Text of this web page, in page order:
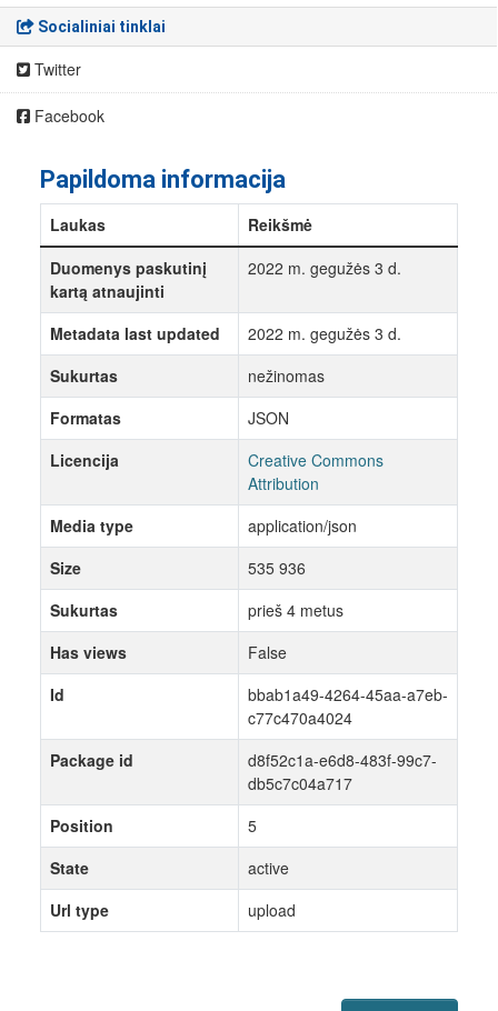
Socialiniai tinklai
Twitter
Facebook
Papildoma informacija
Laukas
Reikšmė
Duomenys paskutinį
kartą atnaujinti
2022 m. gegužės 3 d.
Metadata last updated
2022 m. gegužės 3 d.
Sukurtas
nežinomas
Formatas
JSON
Licencija
Creative Commons
Attribution
Media type
application/json
Size
535 936
Sukurtas
prieš 4 metus
Has views
False
Id
bbab1a49-4264-45aa-a7eb-
c77c470a4024
Package id
d8f52c1a-e6d8-483f-99c7-
db5c7c04a717
Position
5
State
active
Url type
upload